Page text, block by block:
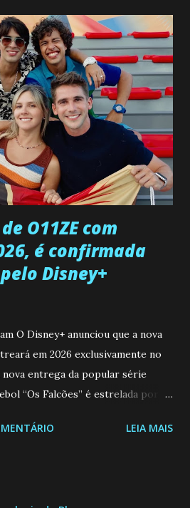
demonstrou ser o tipo de
durante toda a vida. Camila
e imagina como seria o
seduzi-lo. Manuel avisa a
de Gabriel com Joana.
de todas as suspeitas pelo
apontando que ele poderia
Gabriel. Artur informa a Gabriel
por engano outra paciente, que está
O11ZE com
é confirmada
Disney+
O Disney+ anunciou que a nova
em 2026 exclusivamente no
entrega da popular série
“Os Falcões” é estrelada por
a interpretar seus personagens
LEIA MAIS